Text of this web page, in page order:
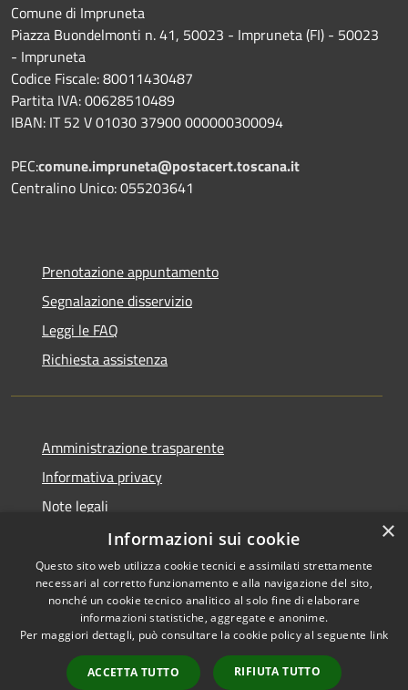
Comune di Impruneta
Piazza Buondelmonti n. 41, 50023 - Impruneta (FI) - 50023
- Impruneta
Codice Fiscale: 80011430487
Partita IVA: 00628510489
IBAN: IT 52 V 01030 37900 000000300094
PEC:comune.impruneta@postacert.toscana.it
Centralino Unico: 055203641
Prenotazione appuntamento
Segnalazione disservizio
Leggi le FAQ
Richiesta assistenza
Amministrazione trasparente
Informativa privacy
Note legali
Dichiarazione di accessibilità
RSS
Accessibilità
Copyright © 2026 • Comune di
Municipium•
Accesso
×
Informazioni sui cookie
Questo sito web utilizza cookie tecnici e assimilati strettamente
necessari al corretto funzionamento e alla navigazione del sito,
nonché un cookie tecnico analitico al solo fine di elaborare
informazioni statistiche, aggregate e anonime.
Per maggiori dettagli, può consultare la cookie policy al seguente link
ACCETTA TUTTO RIFIUTA TUTTO